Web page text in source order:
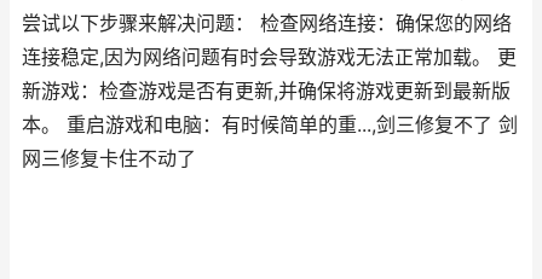
尝试以下步骤来解决问题： 检查网络连接：确保您的网络
连接稳定,因为网络问题有时会导致游戏无法正常加载。 更
新游戏：检查游戏是否有更新,并确保将游戏更新到最新版
本。 重启游戏和电脑：有时候简单的重...,剑三修复不了 剑
网三修复卡住不动了